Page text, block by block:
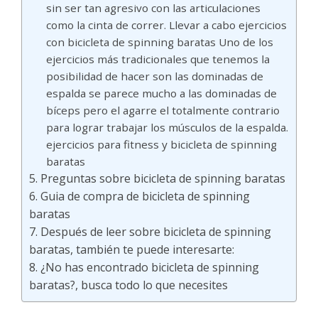
sin ser tan agresivo con las articulaciones
como la cinta de correr. Llevar a cabo ejercicios
con bicicleta de spinning baratas Uno de los
ejercicios más tradicionales que tenemos la
posibilidad de hacer son las dominadas de
espalda se parece mucho a las dominadas de
bíceps pero el agarre el totalmente contrario
para lograr trabajar los músculos de la espalda.
ejercicios para fitness y bicicleta de spinning
baratas
Preguntas sobre bicicleta de spinning baratas
Guia de compra de bicicleta de spinning
baratas
Después de leer sobre bicicleta de spinning
baratas, también te puede interesarte:
¿No has encontrado bicicleta de spinning
baratas?, busca todo lo que necesites